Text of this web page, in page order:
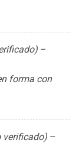
–
forma con
verificado) –